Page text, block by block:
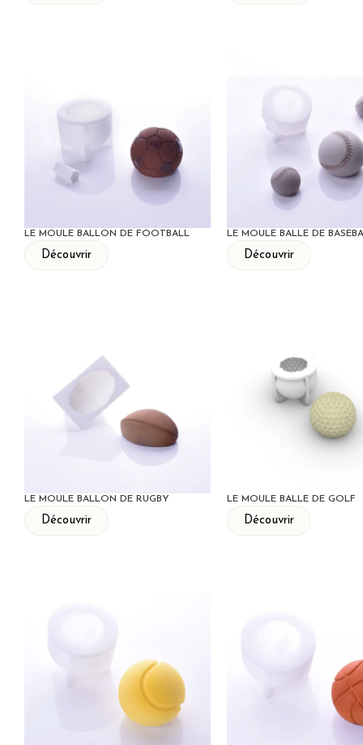
LE MOULE BALLON DE FOOTBALL
Découvrir
LE MOULE BALLE DE
Découvrir
LE MOULE BALLON DE RUGBY
Découvrir
LE MOULE BALLE DE GOLF
Découvrir